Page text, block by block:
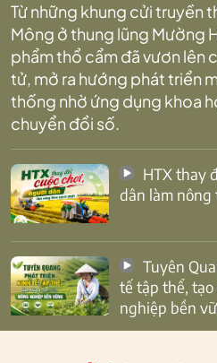
Từ những khung cửi truyền
Mông ở thung lũng Mường
phẩm thổ cẩm đã vươn lên
tử, mở ra hướng phát triển
thống nhờ ứng dụng khoa
chuyển đổi số.
dân làm nông
tế tập thể, tạo
nghiệp bền